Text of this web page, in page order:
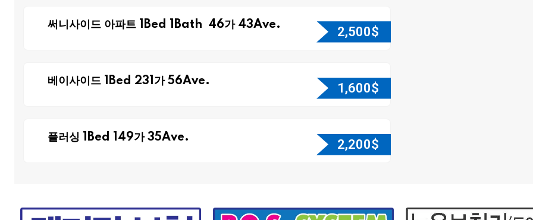
써니사이드 아파트 1Bed 1Bath 46가 43Ave. 2,500$
베이사이드 1Bed 231가 56Ave. 1,600$
플러싱 1Bed 149가 35Ave. 2,200$